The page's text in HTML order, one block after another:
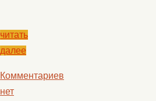
читать
далее
Комментариев
нет